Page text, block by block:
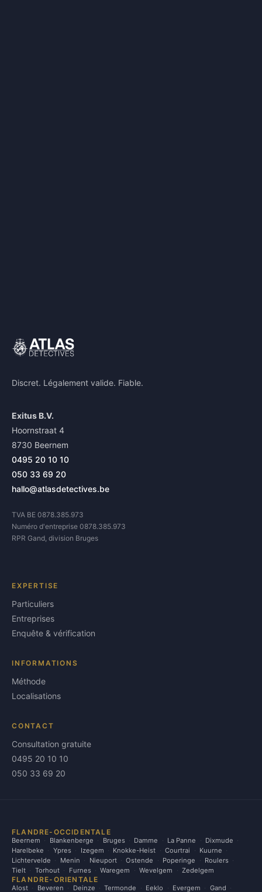
Discret. Légalement valide. Fiable.
Exitus B.V.
Hoornstraat 4
8730 Beernem
0495 20 10 10
050 33 69 20
hallo@atlasdetectives.be
TVA BE 0878.385.973
Numéro d'entreprise 0878.385.973
RPR Gand, division Bruges
EXPERTISE
Particuliers
Entreprises
Enquête & vérification
INFORMATIONS
Méthode
Localisations
CONTACT
Consultation gratuite
0495 20 10 10
050 33 69 20
FLANDRE-OCCIDENTALE
Beernem Blankenberge Bruges Damme La Panne
Dixmude
Harelbeke
Ypres Izegem Knokke-Heist Courtrai
Kuurne
Lichtervelde
Menin Nieuport Ostende Poperinge
Roulers
Tielt
Torhout Furnes Waregem Wevelgem Zedelgem
FLANDRE-ORIENTALE
Alost Beveren Deinze Termonde Eeklo Evergem Gand